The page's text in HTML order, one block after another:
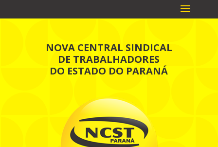
NOVA CENTRAL SINDICAL
DE TRABALHADORES
DO ESTADO DO PARANÁ